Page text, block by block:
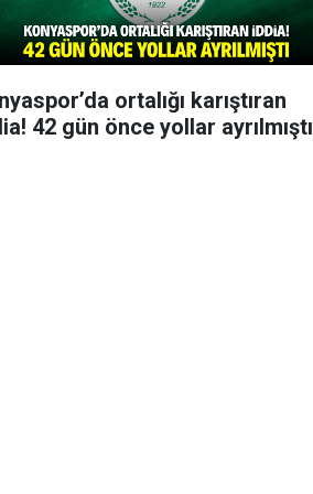
ortalığı karıştıran
42 gün önce yollar ayrılmıştı